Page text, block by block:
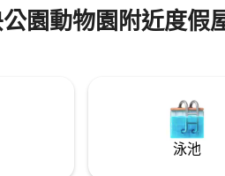
設計，改造成一個復古的
，滿足您對冒險的渴望。 在打
有
於聯
園動物園附近度假
泳池